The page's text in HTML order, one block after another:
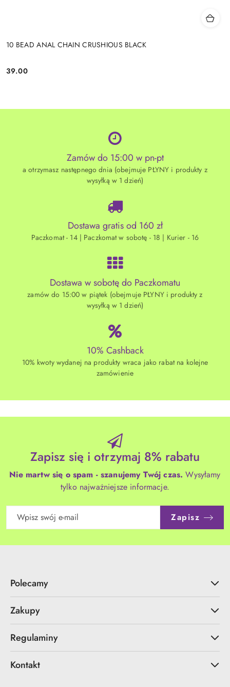
10 BEAD ANAL CHAIN CRUSHIOUS BLACK
Cena:
39.00
Zamów do 15:00 w pn-pt
a otrzymasz następnego dnia (obejmuje PŁYNY i produkty z
wysyłką w 1 dzień)
Dostawa gratis od 160 zł
Paczkomat - 14 | Paczkomat w sobotę - 18 | Kurier - 16
Dostawa w sobotę do Paczkomatu
zamów do 15:00 w piątek (obejmuje PŁYNY i produkty z
wysyłką w 1 dzień)
10% Cashback
10% kwoty wydanej na produkty wraca jako rabat na kolejne
zamówienie
Zapisz się i otrzymaj 8% rabatu
Nie martw się o spam - szanujemy Twój czas. Wysyłamy
tylko najważniejsze informacje.
Zapisz
Polecamy
Zakupy
Regulaminy
Kontakt